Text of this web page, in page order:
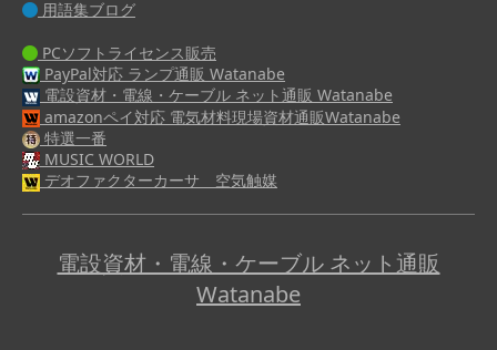
用語集ブログ
PCソフトライセンス販売
PayPal対応 ランプ通販 Watanabe
電設資材・電線・ケーブル ネット通販 Watanabe
amazonペイ対応 電気材料現場資材通販Watanabe
特選一番
MUSIC WORLD
デオファクターカーサ 空気触媒
電設資材・電線・ケーブル ネット通販
Watanabe